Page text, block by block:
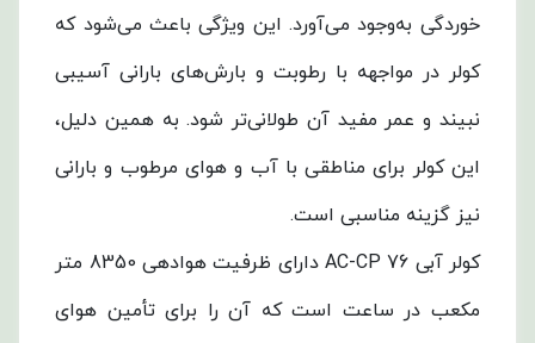
خوردگی به‌وجود می‌آورد. این ویژگی باعث می‌شود که
کولر در مواجهه با رطوبت و بارش‌های بارانی آسیبی
نبیند و عمر مفید آن طولانی‌تر شود. به همین دلیل،
این کولر برای مناطقی با آب و هوای مرطوب و بارانی
نیز گزینه مناسبی است.
کولر آبی AC-CP 76 دارای ظرفیت هوادهی 8350 متر
مکعب در ساعت است که آن را برای تأمین هوای